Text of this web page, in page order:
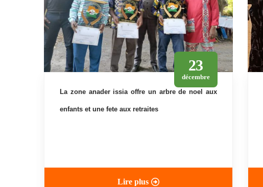
23
décembre
la zone anader issia offre un arbre de noel aux
enfants et une fete aux retraites
Lire plus